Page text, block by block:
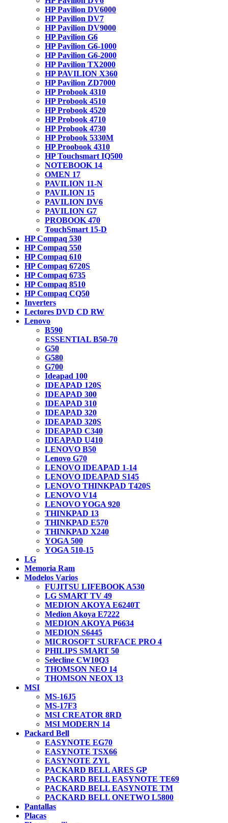
HP Pavilion DV6000
HP Pavilion DV7
HP Pavilion DV9000
HP Pavilion G6
HP Pavilion G6-1000
HP Pavilion G6-2000
HP Pavilion TX2000
HP PAVILION X360
HP Pavilion ZD7000
HP Probook 4310
HP Probook 4510
HP Probook 4520
HP Probook 4710
HP Probook 4730
HP Probook 5330M
HP Proobook 4310
HP Touchsmart IQ500
NOTEBOOK 14
OMEN 17
PAVILION 11-N
PAVILION 15
PAVILION DV6
PAVILION G7
PROBOOK 470
TouchSmart 15-D
HP Compaq 530
HP Compaq 550
HP Compaq 610
HP Compaq 6720S
HP Compaq 6735
HP Compaq 8510
HP Compaq CQ50
Inverters
Lectores DVD CD RW
Lenovo
B590
ESSENTIAL B50-70
G50
G580
G700
Ideapad 100
IDEAPAD 120S
IDEAPAD 300
IDEAPAD 310
IDEAPAD 320
IDEAPAD 320S
IDEAPAD C340
IDEAPAD U410
LENOVO B50
Lenovo G70
LENOVO IDEAPAD 1-14
LENOVO IDEAPAD S145
LENOVO THINKPAD T420S
LENOVO V14
LENOVO YOGA 920
THINKPAD 13
THINKPAD E570
THINKPAD X240
YOGA 500
YOGA 510-15
LG
Memoria Ram
Modelos Varios
FUJITSU LIFEBOOK A530
LG SMART TV 49
MEDION AKOYA E6240T
Medion Akoya E7222
MEDION AKOYA P6634
MEDION S6445
MICROSOFT SURFACE PRO 4
PHILIPS SMART 50
Selecline CW10Q3
THOMSON NEO 14
THOMSON NEOX 13
MSI
MS-16J5
MS-17F3
MSI CREATOR 8RD
MSI MODERN 14
Packard Bell
EASYNOTE EG70
EASYNOTE TSX66
EASYNOTE ZYL
PACKARD BELL ARES GP
PACKARD BELL EASYNOTE TE69
PACKARD BELL EASYNOTE TM
PACKARD BELL ONETWO L5800
Pantallas
Placas